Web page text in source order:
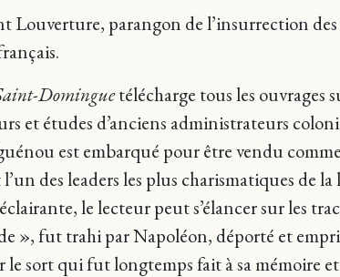
parangon de l’insurrection
Dominguetélécharge tous les ouvrages
et études d’anciens administrateurs
est embarqué pour être vendu
des leaders les plus charismatiques de
le lecteur peut s’élancer sur les
», fut trahi par Napoléon, déporté et
le sort qui fut longtemps fait à sa mémoire